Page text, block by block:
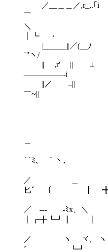
／__＿＿／
￣
┃┗ ・
|＿＿＿||／
´"ヽ/
|| ,r' || ⊥
―――――‐i
||／ ..||
￣~||
⌒ﾐ､￣｀丶
／
匕ﾞ ｛ ┃
/
／ -‐- -ﾐx
┃┏╋┗┛┃ ┃
/
／ ヽ ヾ
´ ┗┛